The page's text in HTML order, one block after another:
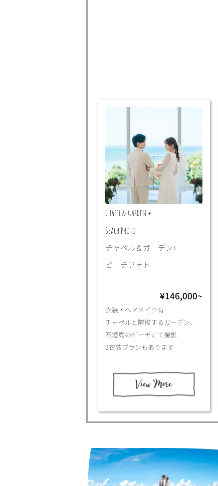
Chapel & Garden +
Beach Photo
チャペル＆ガーデン+
ビーチフォト
¥146,000~
衣装・ヘアメイク有
チャペルと隣接するガーデン、
石垣島のビーチにて撮影
2衣装プランもあります